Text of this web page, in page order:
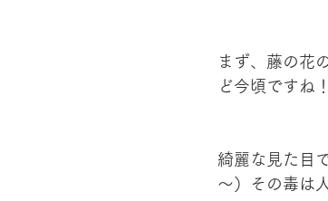
まず、藤の花
ど今頃ですね！
綺麗な見た目
～）その毒は